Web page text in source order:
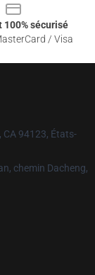
100% sécurisé
/ Visa
CA 94123, États-
chemin Dacheng,